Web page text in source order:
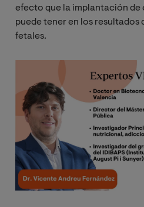
efecto que la implantación de
puede tener en los resultados
fetales.